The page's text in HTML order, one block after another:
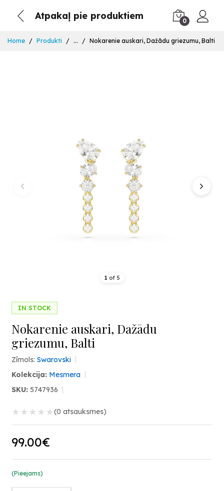
Atpakaļ pie produktiem 0
Home Produkti ... Nokarenie auskari, Dažādu griezumu, Balti
1 of 5
IN STOCK
Nokarenie auskari, Dažādu
griezumu, Balti
Zīmols: Swarovski
Kolekcija: Mesmera
SKU: 5747936
★ ★ ★ ★ ★(0 atsauksmes)
99.00€
(Pieejams)